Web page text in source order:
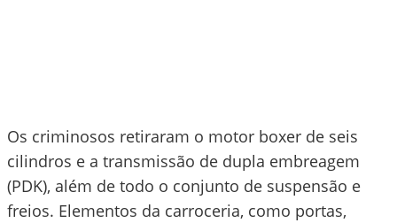
Os criminosos retiraram o motor boxer de seis
cilindros e a transmissão de dupla embreagem
(PDK), além de todo o conjunto de suspensão e
freios. Elementos da carroceria, como portas,